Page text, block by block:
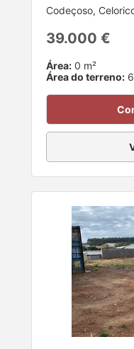
Codeçoso,
39.000 €
Área: 0 m²
Área do terreno: